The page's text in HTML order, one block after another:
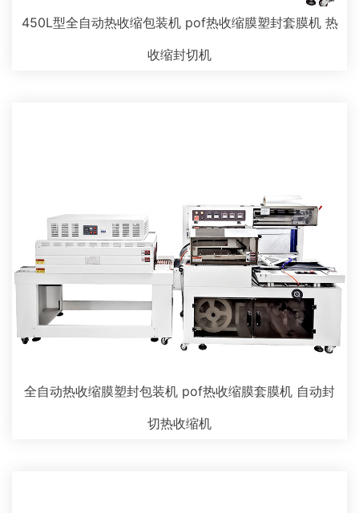
450L型全自动热收缩包装机 pof热收缩膜塑封套膜机 热
收缩封切机
全自动热收缩膜塑封包装机 pof热收缩膜套膜机 自动封
切热收缩机